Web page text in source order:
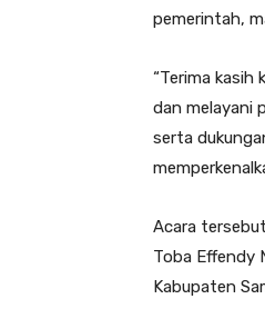
pemerintah,
“Terima kasih
dan melayani
serta
Acara
Toba Effendy
Kabupaten